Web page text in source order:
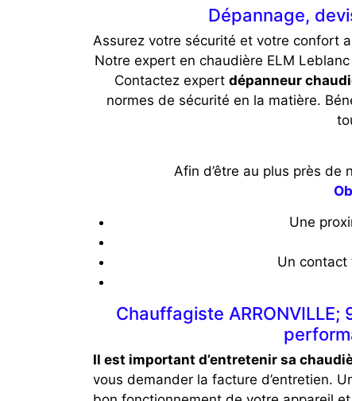
Dépannage,
Assurez votre sécurité et votre confort
Notre expert en chaudière ELM
Contactez expert dépanneur
normes de sécurité en la matière.
Afin d’être au plus près de
Une
Un contact
Chauffagiste
Il est important d’entretenir sa
vous demander la facture d’entretien.